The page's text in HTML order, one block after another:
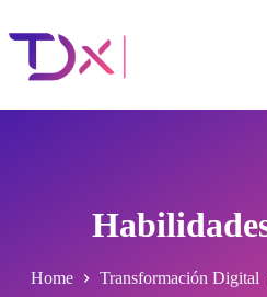
Home Transformación Digital